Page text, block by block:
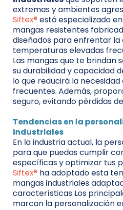
extremas y ambientes
Siftex® está especializado
mangas resistentes
diseñados para enfrentar
temperaturas elevadas
Las mangas que te brindan
su durabilidad y capacidad
lo que reducirá la
frecuentes. Además,
seguro, evitando pérdidas
Tendencias en la
industriales
En la industria actual, la
para que puedas cumplir
específicas y optimizar tus
Siftex® ha adoptado esta
mangas industriales
características Los
marcan la personalización